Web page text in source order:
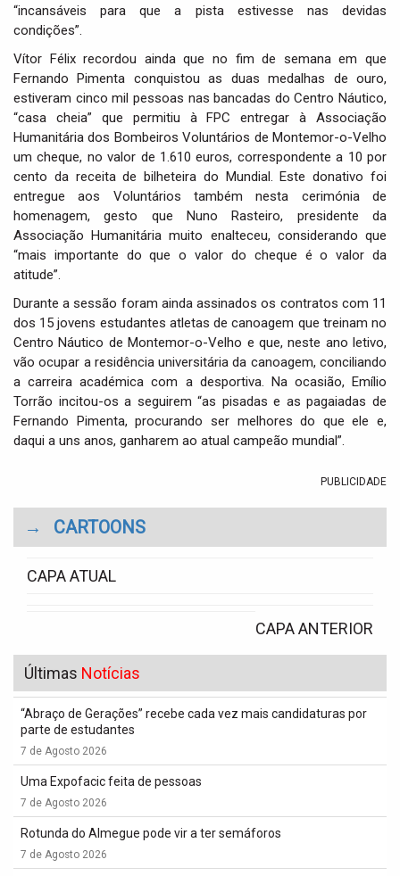
“incansáveis para que a pista estivesse nas devidas
condições”.
Vítor Félix recordou ainda que no fim de semana em que
Fernando Pimenta conquistou as duas medalhas de ouro,
estiveram cinco mil pessoas nas bancadas do Centro Náutico,
“casa cheia” que permitiu à FPC entregar à Associação
Humanitária dos Bombeiros Voluntários de Montemor-o-Velho
um cheque, no valor de 1.610 euros, correspondente a 10 por
cento da receita de bilheteira do Mundial. Este donativo foi
entregue aos Voluntários também nesta cerimónia de
homenagem, gesto que Nuno Rasteiro, presidente da
Associação Humanitária muito enalteceu, considerando que
“mais importante do que o valor do cheque é o valor da
atitude”.
Durante a sessão foram ainda assinados os contratos com 11
dos 15 jovens estudantes atletas de canoagem que treinam no
Centro Náutico de Montemor-o-Velho e que, neste ano letivo,
vão ocupar a residência universitária da canoagem, conciliando
a carreira académica com a desportiva. Na ocasião, Emílio
Torrão incitou-os a seguirem “as pisadas e as pagaiadas de
Fernando Pimenta, procurando ser melhores do que ele e,
daqui a uns anos, ganharem ao atual campeão mundial”.
PUBLICIDADE
→ CARTOONS
CAPA ATUAL
CAPA ANTERIOR
Últimas Notícias
“Abraço de Gerações” recebe cada vez mais candidaturas por
parte de estudantes
7 de Agosto 2026
Uma Expofacic feita de pessoas
7 de Agosto 2026
Rotunda do Almegue pode vir a ter semáforos
7 de Agosto 2026